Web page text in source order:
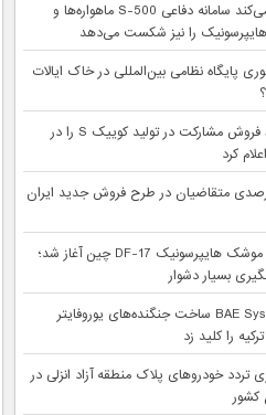
روسیه ادعا می‌کند سامانه دفاعی S-500 ماهواره‌ها و
را نیز شکست می‌دهد
پایگاه نظامی بین‌المللی در خاک ایالات
سایپا شرایط فروش مشارکت در تولید کوییک S را در
۹۱ درصدی متقاضیان در طرح فروش جدید ایران
استقرار انبوه موشک هایپرسونیک DF-17 چین آغاز شد؛
بسیار دشوار
شرکت BAE Systems ساخت جنگنده‌های یوروفایتر
را کلید زد
تردد خودروهای پلاک منطقه آزاد انزلی در
کشور